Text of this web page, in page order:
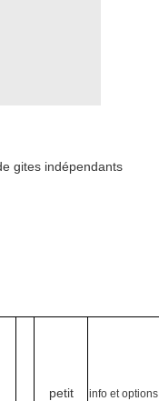
gites indépendants
petit
info et options